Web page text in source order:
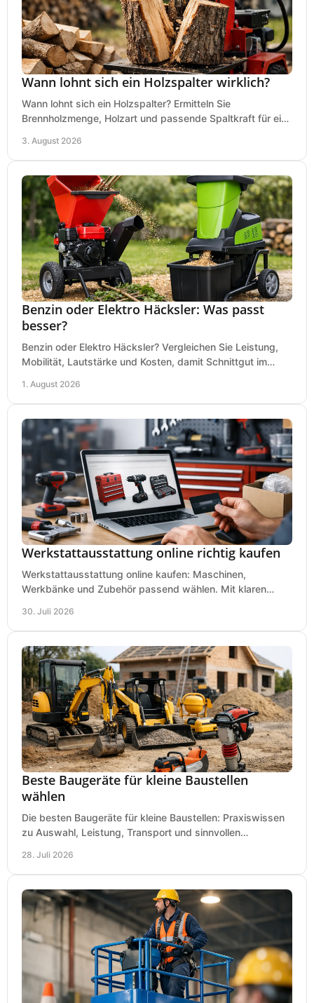
Wann lohnt sich ein Holzspalter wirklich?
Wann lohnt sich ein Holzspalter? Ermitteln Sie
Brennholzmenge, Holzart und passende Spaltkraft für eine
3. August 2026
Benzin oder Elektro Häcksler: Was passt
besser?
Benzin oder Elektro Häcksler? Vergleichen Sie Leistung,
Mobilität, Lautstärke und Kosten, damit Schnittgut im
1. August 2026
Werkstattausstattung online richtig kaufen
Werkstattausstattung online kaufen: Maschinen,
Werkbänke und Zubehör passend wählen. Mit klaren
30. Juli 2026
Beste Baugeräte für kleine Baustellen
wählen
Die besten Baugeräte für kleine Baustellen: Praxiswissen
zu Auswahl, Leistung, Transport und sinnvollen
28. Juli 2026